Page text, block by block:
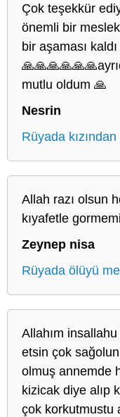
Çok teşekkür
önemli bir
bir aşaması
mutlu oldum 🙏
Nesrin
Rüyada
Allah razı olsun
kıyafetle
Zeynep nisa
Rüyada ölüyü
Allahım
etsin çok
olmuş annemde
kizicak diye alıp
çok korkutmustu